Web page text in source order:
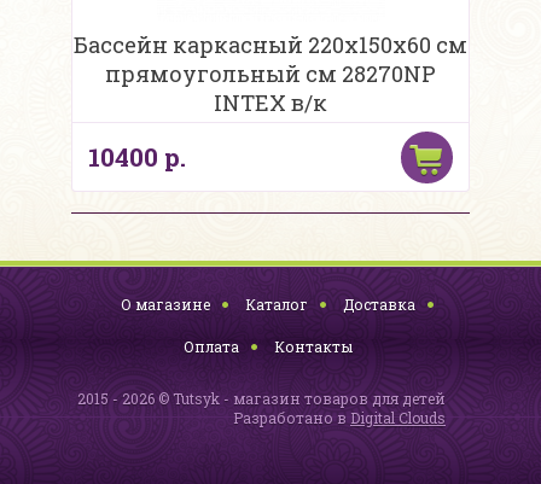
Бассейн каркасный 220х150х60 см
прямоугольный см 28270NP
INTEX в/к
10400 р.
О магазине Каталог Доставка
Оплата Контакты
2015 - 2026 © Tutsyk - магазин товаров для детей
Разработано в Digital Clouds